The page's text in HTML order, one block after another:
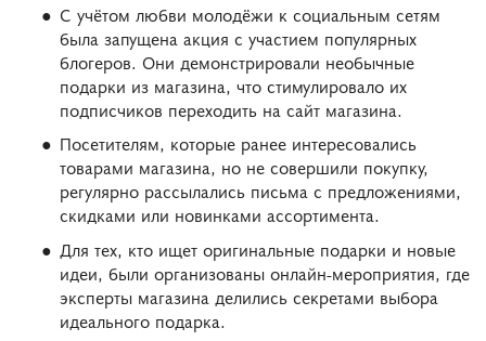
С учётом любви молодёжи к социальным сетям
была запущена акция с участием популярных
блогеров. Они демонстрировали необычные
подарки из магазина, что стимулировало их
подписчиков переходить на сайт магазина.
Посетителям, которые ранее интересовались
товарами магазина, но не совершили покупку,
регулярно рассылались письма с предложениями,
скидками или новинками ассортимента.
Для тех, кто ищет оригинальные подарки и новые
идеи, были организованы онлайн-мероприятия, где
эксперты магазина делились секретами выбора
идеального подарка.